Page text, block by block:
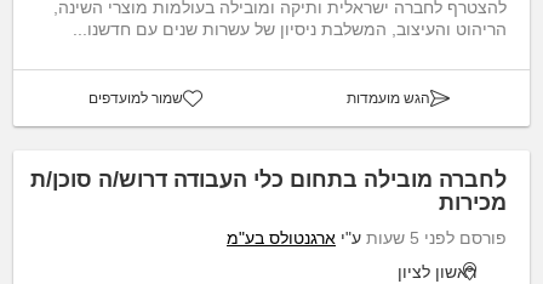
להצטרף לחברה ישראלית ותיקה ומובילה בעולמות מוצרי השינה,
הריהוט והעיצוב, המשלבת ניסיון של עשרות שנים עם חדשנו...
הגש מועמדות שמור למועדפים
לחברה מובילה בתחום כלי העבודה דרוש/ה סוכן/ת
מכירות
פורסם לפני 5 שעות ע"י ארגנטולס בע"מ
ראשון לציון